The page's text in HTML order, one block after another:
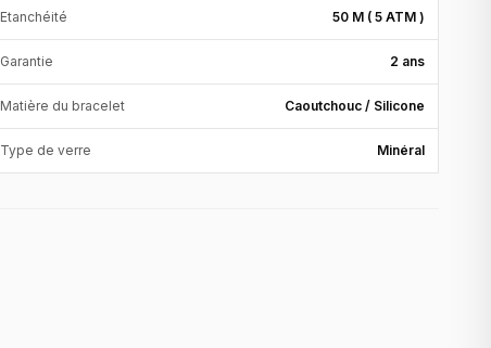
Etanchéité 50 M ( 5 ATM )
Garantie 2 ans
Matière du bracelet Caoutchouc / Silicone
Type de verre Minéral